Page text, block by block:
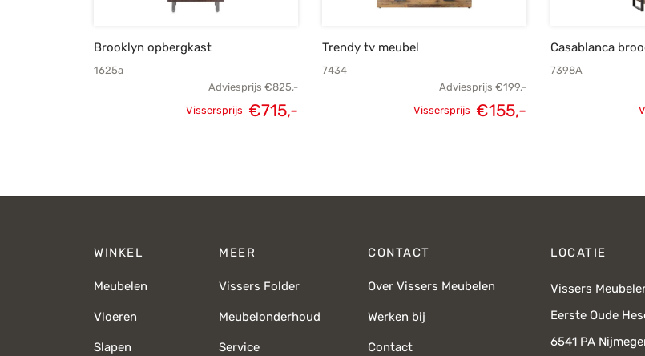
Brooklyn opbergkast
1625a
Adviesprijs €825,-
Vissersprijs €715,-
Trendy tv meubel
7434
Adviesprijs €199,-
Vissersprijs €155,-
Casablanca
7398A
WINKEL
Meubelen
Vloeren
Slapen
MEER
Vissers Folder
Meubelonderhoud
Service
CONTACT
Over Vissers Meubelen
Werken bij
Contact
LOCATIE
Vissers
Eerste Oude
6541 PA